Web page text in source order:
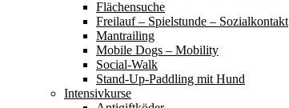
Flächensuche
Freilauf – Spielstunde – Sozialkontakt
Mantrailing
Mobile Dogs – Mobility
Social-Walk
Stand-Up-Paddling mit Hund
Intensivkurse